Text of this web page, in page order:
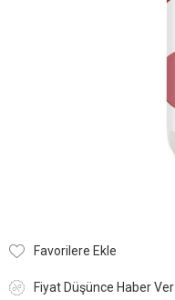
Favorilere Ekle
Fiyat Düşünce Haber Ver